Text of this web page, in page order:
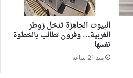
البيوت الجاهزة تدخل زوطر
الغربية… وفرون تطالب بالخطوة
نفسها
منذ 21 ساعة